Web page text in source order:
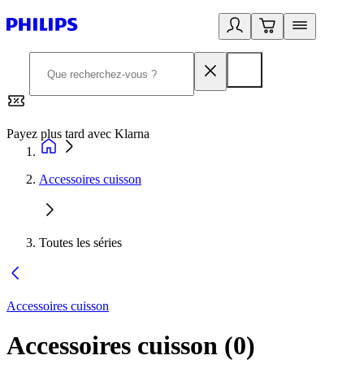
Payez plus tard avec Klarna
Accessoires cuisson
Toutes les séries
Accessoires cuisson
Accessoires cuisson (0)